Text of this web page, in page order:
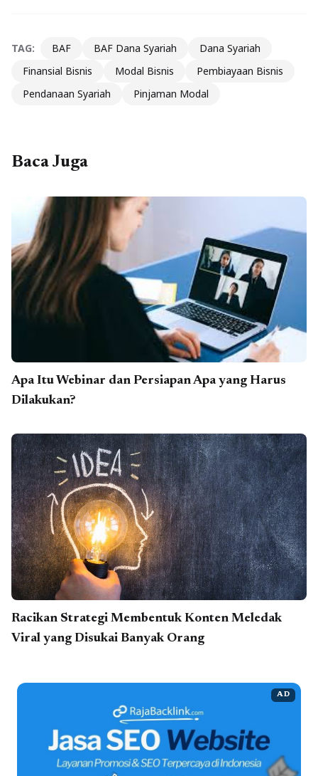
TAG: BAF BAF Dana Syariah
Dana Syariah
Finansial Bisnis
Modal Bisnis
Pembiayaan Bisnis
Pendanaan Syariah
Pinjaman Modal
Baca Juga
Apa Itu Webinar dan Persiapan Apa yang Harus
Dilakukan?
Racikan Strategi Membentuk Konten Meledak
Viral yang Disukai Banyak Orang
AD